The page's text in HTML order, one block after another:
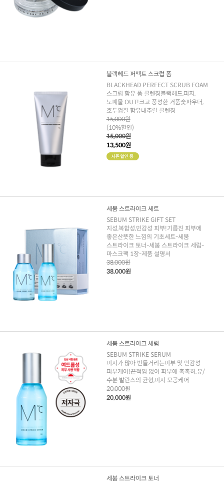
블랙헤드 퍼펙트 스크럽 폼
BLACKHEAD PERFECT SCRUB FOAM
스크럽 함유 폼 클렌징블랙헤드,피지,
노폐물 OUT!크고 풍성한 거품숯파우더,
호두껍질 함유내추럴 클렌징
15,000원
(10%할인)
15,000원
13,500원
세붐 스트라이크 세트
SEBUM STRIKE GIFT SET
지성,복합성,민감성 피부!기름진 피부에
좋은산뜻한 느낌의 기초세트-세붐
스트라이크 토너-세붐 스트라이크 세럼-
마스크팩 1장-제품 설명서
38,000원
38,000원
세붐 스트라이크 세럼
SEBUM STRIKE SERUM
피지가 많아 번들거리는피부 및 민감성
피부케어!끈적임 없이 피부에 촉촉히.유/
수분 발란스의 균형,피지 모공케어
20,000원
20,000원
세붐 스트라이크 토너